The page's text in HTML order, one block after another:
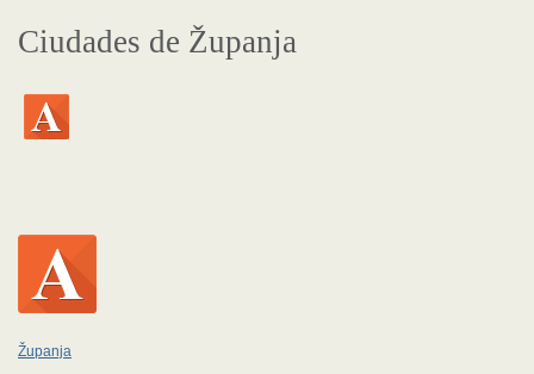
Ciudades de Županja
Županja